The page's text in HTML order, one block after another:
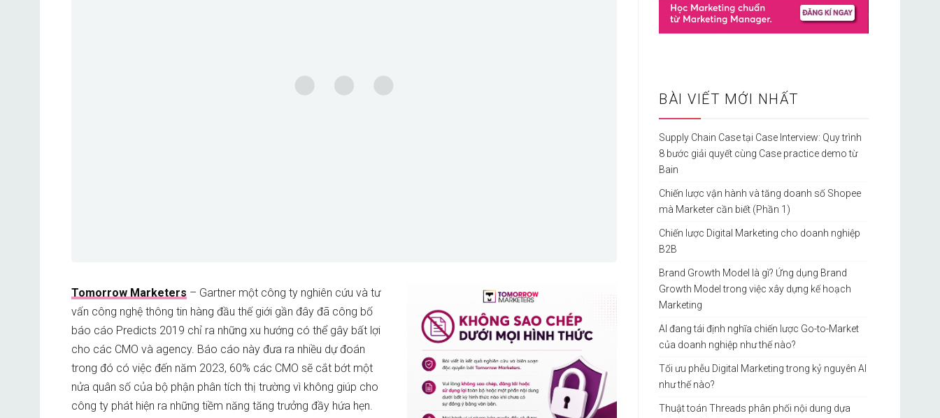
Tomorrow Marketers – Gartner một công ty nghiên cứu và tư
vấn công nghệ thông tin hàng đầu thế giới gần đây đã công bố
báo cáo Predicts 2019 chỉ ra những xu hướng có thể gây bất lợi
cho các CMO và agency. Báo cáo này đưa ra nhiều dự đoán
trong đó có việc đến năm 2023, 60% các CMO sẽ cắt bớt một
nửa quân số của bộ phận phân tích thị trường vì không giúp cho
công ty phát hiện ra những tiềm năng tăng trưởng đầy hứa hẹn.
BÀI VIẾT MỚI NHẤT
Supply Chain Case tại Case Interview: Quy trình
8 bước giải quyết cùng Case practice demo từ
Bain
Chiến lược vận hành và tăng doanh số Shopee
mà Marketer cần biết (Phần 1)
Chiến lược Digital Marketing cho doanh nghiệp
B2B
Brand Growth Model là gì? Ứng dụng Brand
Growth Model trong việc xây dựng kế hoạch
Marketing
AI đang tái định nghĩa chiến lược Go-to-Market
của doanh nghiệp như thế nào?
Tối ưu phễu Digital Marketing trong kỷ nguyên AI
như thế nào?
Thuật toán Threads phân phối nội dung dựa